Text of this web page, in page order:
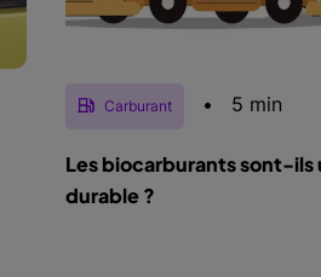
Carburant • 5 min
Les biocarburants sont-ils
durable ?